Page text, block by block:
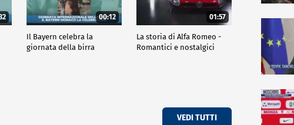
00:12
Il Bayern celebra la
giornata della birra
01:57
La storia di Alfa Romeo -
Romantici e nostalgici
VEDI TUTTI